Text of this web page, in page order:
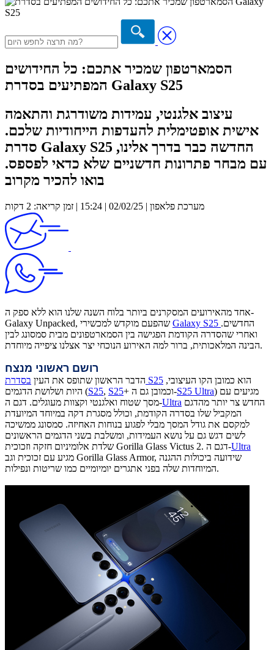
הסמארטפון שמכיר אתכם: כל החידושים
המפתיעים בסדרת Galaxy S25
עיצוב אלגנטי, עמידות משודרגת והתאמה
אישית אופטימלית להעדפות הייחודיות שלכם.
סדרת Galaxy S25 החדשה כבר בדרך אלינו,
עם מבחר פתרונות חדשניים שלא כדאי לפספס.
מערכת פלאפון | 02/02/25 | 15:24 | זמן קריאה: 2 דקות
אחד מהאירועים המסקרנים ביותר בלוח השנה שלנו הוא ללא ספק ה-
Galaxy S25 החדשים.
ואחרי שהסדרה הקודמת הפגישה בין הסמארטפונים מבית סמסונג לבין
הבינה המלאכותית, ברור למה האירוע הנוכחי יצר אצלנו ציפייה מיוחדת.
רושם ראשוני מנצח
הדבר הראשון שתופס את העין בסדרת S25
היות ושלושת הדגמים (S25, S25 + וכמובן גם ה-S25 Ultra) מגיעים עם
מסך שטוח ואלגנטי וקצוות מעוגלים. דגם ה-Ultra
המקביל שלו בסדרה הקודמת, וכולל מסגרת דקה במיוחד המיועדת
למקסם את גודל המסך מבלי לפגוע בנוחות האחיזה. סמסונג ממשיכה
לשים דגש גם על נושא העמידות, ומשלבת בשני הדגמים הראשונים
שלדת אלומיניום חזקה וזכוכית Gorilla Glass Victus 2. דגם ה-Ultra
מגיע עם זכוכית וגב Gorilla Glass Armor, שידועה ביכולות ההגנה
המיוחדות שלה בפני אתגרים יומיומיים כמו שריטות ונפילות.